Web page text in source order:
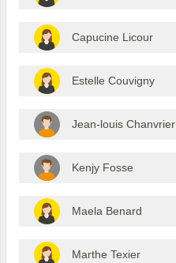
Capucine Licour
Estelle Couvigny
Jean-louis Chanvrier
Kenjy Fosse
Maela Benard
Marthe Texier